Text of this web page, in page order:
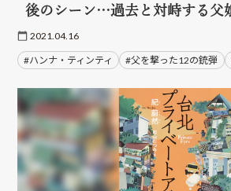
後のシーン…過去と対峙する父
2021.04.16
#ハンナ・ティンティ #父を撃った12の銃弾